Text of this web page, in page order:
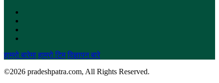
हाम्रो बारेमा हाम्रो टिम विज्ञापन बारे
©2026 pradeshpatra.com, All Rights Reserved.